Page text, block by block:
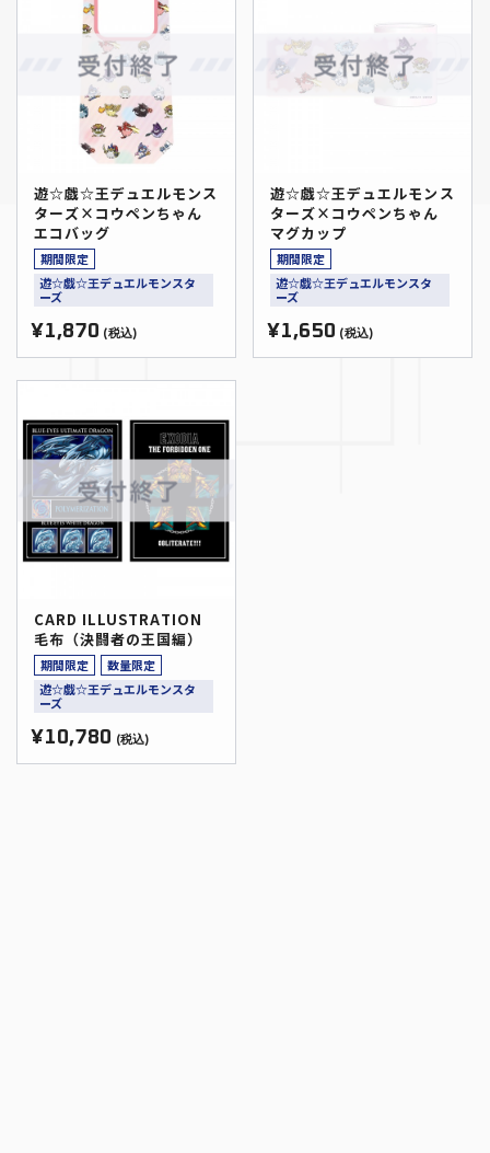
遊☆戯☆王デュエルモンス
ターズ×コウペンちゃん
エコバッグ
期間限定
遊☆戯☆王デュエルモンスタ
ーズ
¥1,870 (税込)
遊☆戯☆王デュエルモンス
ターズ×コウペンちゃん
マグカップ
期間限定
遊☆戯☆王デュエルモンスタ
ーズ
¥1,650 (税込)
CARD ILLUSTRATION
毛布（決闘者の王国編）
期間限定
数量限定
遊☆戯☆王デュエルモンスタ
ーズ
¥10,780 (税込)